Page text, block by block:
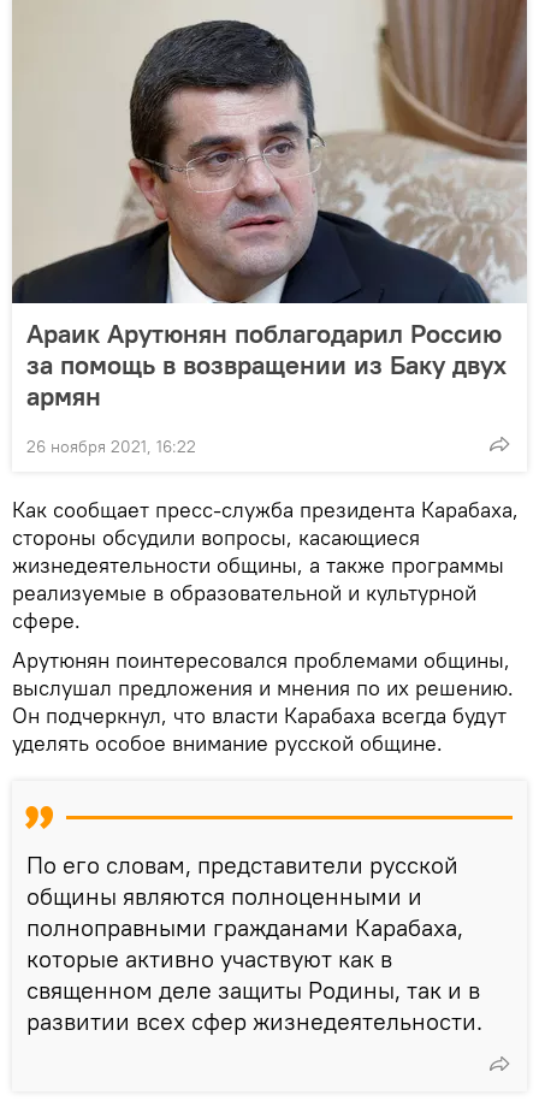
Араик Арутюнян поблагодарил Россию
за помощь в возвращении из Баку двух
армян
26 ноября 2021, 16:22
Как сообщает пресс-служба президента Карабаха,
стороны обсудили вопросы, касающиеся
жизнедеятельности общины, а также программы
реализуемые в образовательной и культурной
сфере.
Арутюнян поинтересовался проблемами общины,
выслушал предложения и мнения по их решению.
Он подчеркнул, что власти Карабаха всегда будут
уделять особое внимание русской общине.
По его словам, представители русской
общины являются полноценными и
полноправными гражданами Карабаха,
которые активно участвуют как в
священном деле защиты Родины, так и в
развитии всех сфер жизнедеятельности.